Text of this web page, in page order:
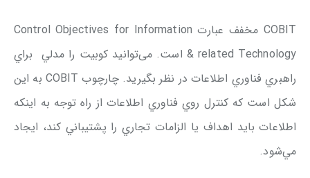
COBIT مخفف عبارت Control Objectives for Information
& related Technology است. می‌توانید کوبیت را مدلي براي
راهبري فناوري اطلاعات در نظر بگیرید. چارچوب COBIT به این
شکل است که کنترل روي فناوري اطلاعات از راه توجه به اينکه
اطلاعات بايد اهداف يا الزامات تجاري را پشتيباني كند، ايجاد
مي‌شود.